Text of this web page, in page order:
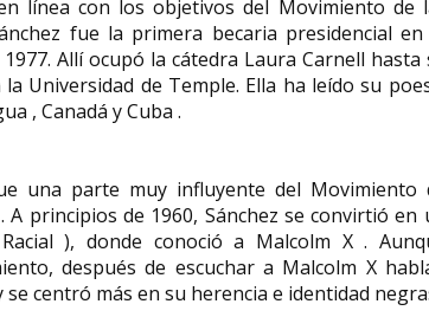
línea con los objetivos del Movimiento de
fue la primera becaria presidencial en
Allí ocupó la cátedra Laura Carnell hasta
Universidad de Temple. Ella ha leído su
, Canadá y Cuba .
una parte muy influyente del Movimiento
principios de 1960, Sánchez se convirtió en
), donde conoció a Malcolm X .
después de escuchar a Malcolm X
centró más en su herencia e identidad